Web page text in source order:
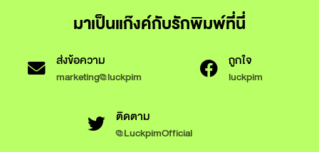
มาเป็นแก๊งค์กับรักพิมพ์ที่นี่
ส่งข้อความ
marketing@luckpim
ถูกใจ
luckpim
ติดตาม
@LuckpimOfficial